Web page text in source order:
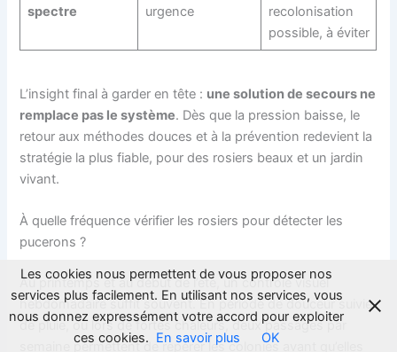
spectre
urgence
recolonisation
possible, à éviter
L’insight final à garder en tête : une solution de secours ne
remplace pas le système. Dès que la pression baisse, le
retour aux méthodes douces et à la prévention redevient la
stratégie la plus fiable, pour des rosiers beaux et un jardin
vivant.
À quelle fréquence vérifier les rosiers pour détecter les
pucerons ?
Au printemps et au début de l’été, un contrôle visuel
hebdomadaire suffit souvent. En période de douceur suivie
de pluie, ou lors de fortes chaleurs, deux passages par
semaine permettent de repérer les colonies avant qu’elles
Les cookies nous permettent de vous proposer nos
services plus facilement. En utilisant nos services, vous
nous donnez expressément votre accord pour exploiter
ces cookies. En savoir plus OK